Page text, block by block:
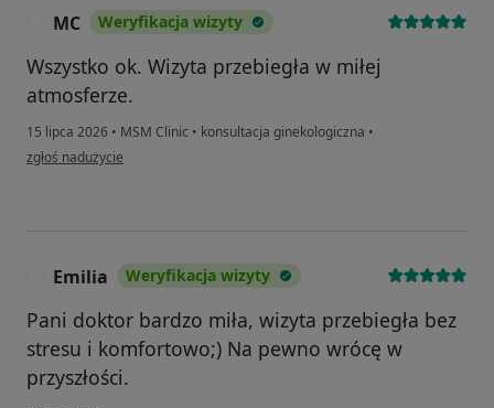
MC Weryfikacja wizyty
Wszystko ok. Wizyta przebiegła w miłej
atmosferze.
15 lipca 2026 • MSM Clinic • konsultacja ginekologiczna •
w opinii użytkownika MC
zgłoś nadużycie
Emilia Weryfikacja wizyty
Pani doktor bardzo miła, wizyta przebiegła bez
stresu i komfortowo;) Na pewno wrócę w
przyszłości.